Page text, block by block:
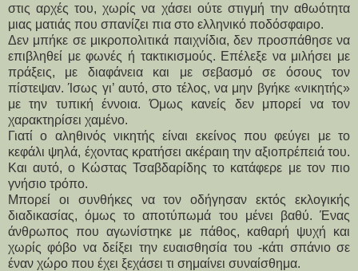
στις αρχές του, χωρίς να χάσει ούτε στιγμή την αθωότητα
μιας ματιάς που σπανίζει πια στο ελληνικό ποδόσφαιρο.
Δεν μπήκε σε μικροπολιτικά παιχνίδια, δεν προσπάθησε να
επιβληθεί με φωνές ή τακτικισμούς. Επέλεξε να μιλήσει με
πράξεις, με διαφάνεια και με σεβασμό σε όσους τον
πίστεψαν. Ίσως γι’ αυτό, στο τέλος, να μην βγήκε «νικητής»
με την τυπική έννοια. Όμως κανείς δεν μπορεί να τον
χαρακτηρίσει χαμένο.
Γιατί ο αληθινός νικητής είναι εκείνος που φεύγει με το
κεφάλι ψηλά, έχοντας κρατήσει ακέραιη την αξιοπρέπειά του.
Και αυτό, ο Κώστας Τσαβδαρίδης το κατάφερε με τον πιο
γνήσιο τρόπο.
Μπορεί οι συνθήκες να τον οδήγησαν εκτός εκλογικής
διαδικασίας, όμως το αποτύπωμά του μένει βαθύ. Ένας
άνθρωπος που αγωνίστηκε με πάθος, καθαρή ψυχή και
χωρίς φόβο να δείξει την ευαισθησία του -κάτι σπάνιο σε
έναν χώρο που έχει ξεχάσει τι σημαίνει συναίσθημα.